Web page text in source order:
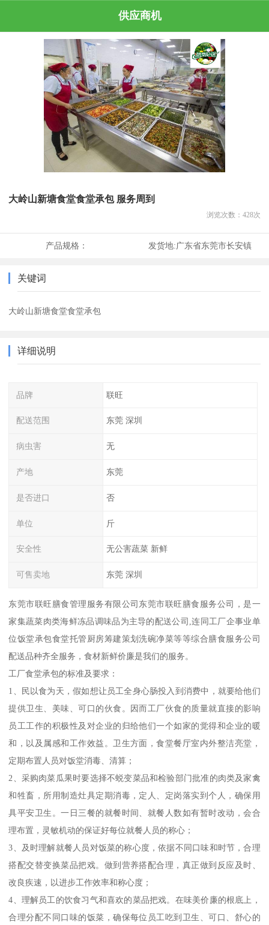
供应商机
大岭山新塘食堂食堂承包 服务周到
浏览次数： 428次
产品规格： 发货地:广东省东莞市长安镇
关键词
大岭山新塘食堂食堂承包
详细说明
品牌 联旺
配送范围 东莞 深圳
病虫害 无
产地 东莞
是否进口 否
单位 斤
安全性 无公害蔬菜 新鲜
可售卖地 东莞 深圳
东莞市联旺膳食管理服务有限公司东莞市联旺膳食服务公司，是一
家集蔬菜肉类海鲜冻品调味品为主导的配送公司,连同工厂企事业单
位饭堂承包食堂托管厨房筹建策划洗碗净菜等等综合膳食服务公司
配送品种齐全服务，食材新鲜价廉是我们的服务。
工厂食堂承包的标准及要求：
1、民以食为天，假如想让员工全身心肠投入到消费中，就要给他们
提供卫生、美味、可口的伙食。因而工厂伙食的质量就直接的影响
员工工作的积极性及对企业的归给他们一个如家的觉得和企业的暖
和，以及属感和工作效益。卫生方面，食堂餐厅室内外整洁亮堂，
定期布置人员对饭堂消毒、清算；
2、采购肉菜瓜果时要选择不蜕变菜品和检验部门批准的肉类及家禽
和牲畜，所用制造灶具定期消毒，定人、定岗落实到个人，确保用
具平安卫生。一日三餐的就餐时间、就餐人数如有暂时改动，会合
理布置，灵敏机动的保证好每位就餐人员的称心；
3、及时理解就餐人员对饭菜的称心度，依据不同口味和时节，合理
搭配交替变换菜品把戏。做到营养搭配合理，真正做到反应及时、
改良疾速，以进步工作效率和称心度；
4、理解员工的饮食习气和喜欢的菜品把戏。在味美价廉的根底上，
合理分配不同口味的饭菜，确保每位员工吃到卫生、可口、舒心的